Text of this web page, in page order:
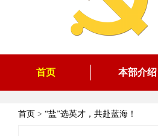
首页 本部介绍
首页 > “盐”选英才，共赴蓝海！